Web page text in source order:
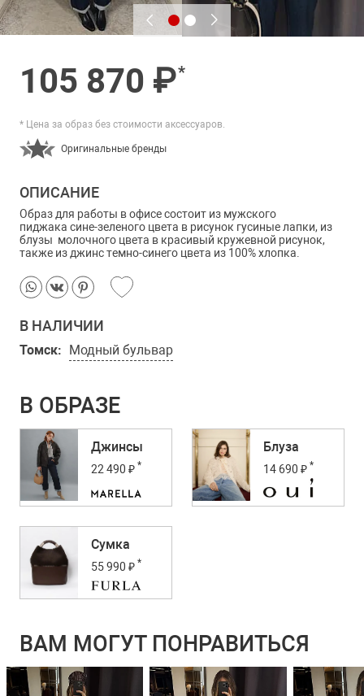
105 870 ₽*
* Цена за образ без стоимости аксессуаров.
Оригинальные бренды
ОПИСАНИЕ
Образ для работы в офисе состоит из мужского
пиджака сине-зеленого цвета в рисунок гусиные лапки, из
блузы молочного цвета в красивый кружевной рисунок,
также из джинс темно-синего цвета из 100% хлопка.
В НАЛИЧИИ
Томск: Модный бульвар
В ОБРАЗЕ
Джинсы
22 490 ₽ *
Блуза
14 690 ₽ *
Сумка
55 990 ₽ *
ВАМ МОГУТ ПОНРАВИТЬСЯ